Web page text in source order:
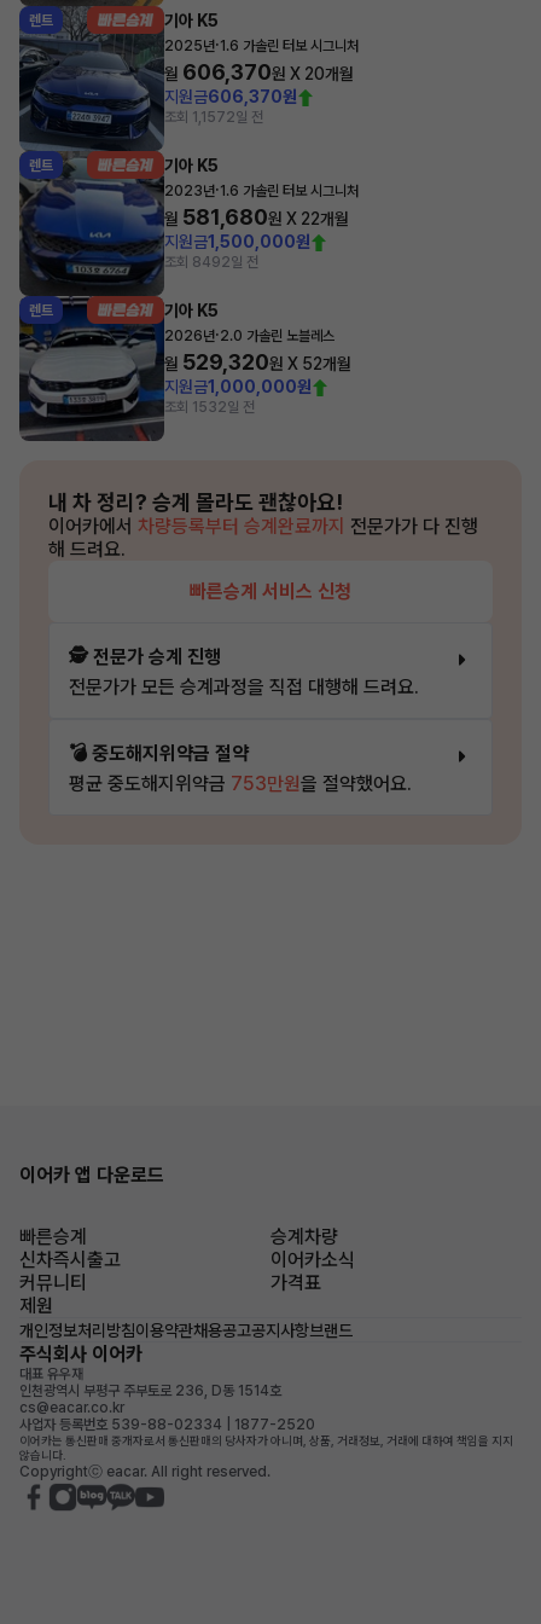
렌트 기아 K5
2025년·1.6 가솔린 터보 시그니처
월 606,370원 X 20개월
지원금606,370원
조회 1,1572일 전
렌트 기아 K5
2023년·1.6 가솔린 터보 시그니처
월 581,680원 X 22개월
지원금1,500,000원
조회 8492일 전
렌트 기아 K5
2026년·2.0 가솔린 노블레스
월 529,320원 X 52개월
지원금1,000,000원
조회 1532일 전
내 차 정리? 승계 몰라도 괜찮아요!
이어카에서 차량등록부터 승계완료까지 전문가가 다 진행
해 드려요.
빠른승계 서비스 신청
🕵️ 전문가 승계 진행
전문가가 모든 승계과정을 직접 대행해 드려요.
💣 중도해지위약금 절약
평균 중도해지위약금 753만원을 절약했어요.
이어카 앱 다운로드
빠른승계
승계차량
신차즉시출고
이어카소식
커뮤니티
가격표
제원
개인정보처리방침이용약관채용공고공지사항브랜드
주식회사 이어카
대표 유우재
인천광역시 부평구 주부토로 236, D동 1514호
cs@eacar.co.kr
사업자 등록번호 539-88-02334 | 1877-2520
이어카는 통신판매 중개자로서 통신판매의 당사자가 아니며, 상품, 거래정보, 거래에 대하여 책임을 지지
않습니다.
Copyrightⓒ eacar. All right reserved.